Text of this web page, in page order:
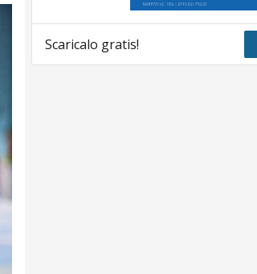
Scaricalo gratis!